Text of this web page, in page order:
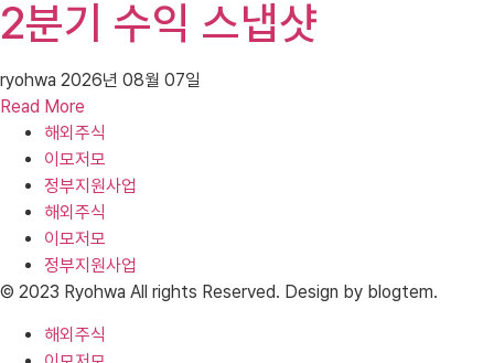
2분기 수익 스냅샷
ryohwa 2026년 08월 07일
Read More
해외주식
이모저모
정부지원사업
해외주식
이모저모
정부지원사업
© 2023 Ryohwa All rights Reserved. Design by blogtem.
해외주식